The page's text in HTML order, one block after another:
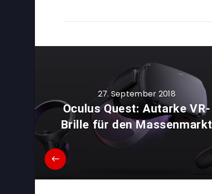
27. September 2018
Oculus Quest: Autarke VR-
Brille für den Massenmarkt